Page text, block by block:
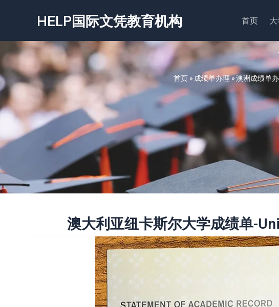
容
HELP国际文凭教育机构 首页
首页» 成绩单办理»澳洲成绩单
澳大利亚纽卡斯尔大学成绩单-